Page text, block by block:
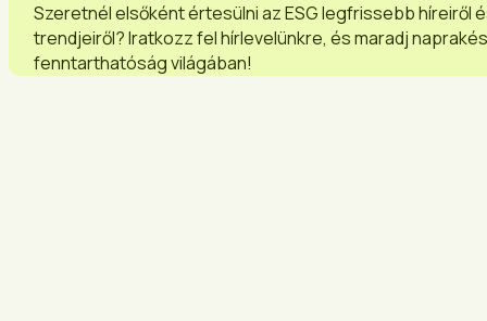
Szeretnél elsőként értesülni az ESG legfrissebb híreiről
trendjeiről? Iratkozz fel hírlevelünkre, és maradj
fenntarthatóság világában!